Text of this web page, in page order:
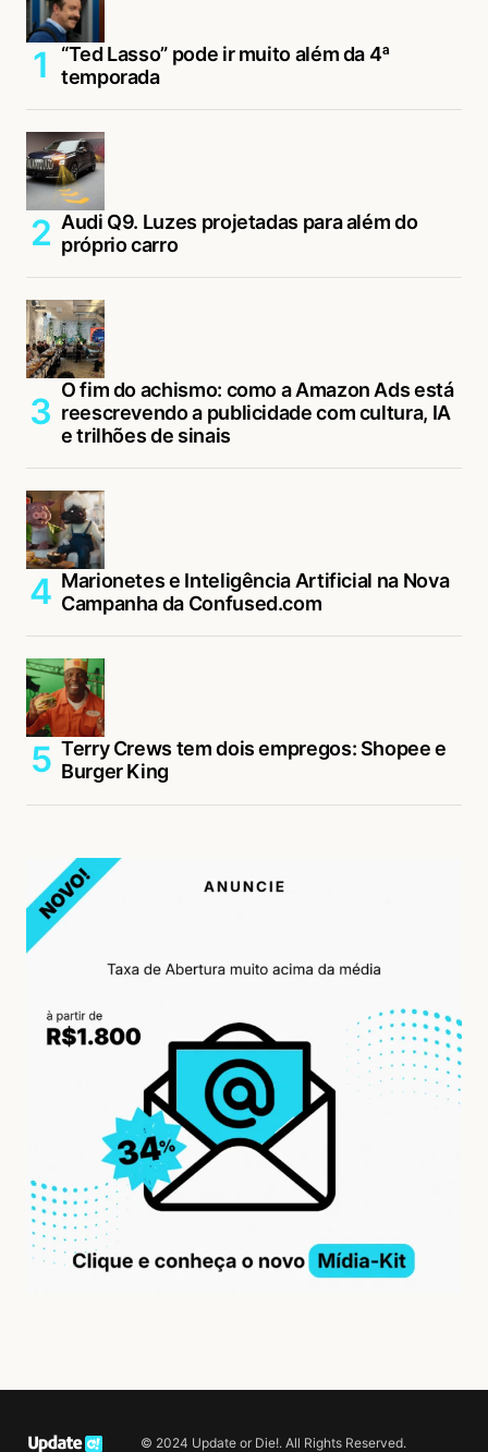
“Ted Lasso” pode ir muito além da 4ª
temporada
Audi Q9. Luzes projetadas para além do
próprio carro
O fim do achismo: como a Amazon Ads está
reescrevendo a publicidade com cultura, IA
e trilhões de sinais
Marionetes e Inteligência Artificial na Nova
Campanha da Confused.com
Terry Crews tem dois empregos: Shopee e
Burger King
© 2024 Update or Die!. All Rights Reserved.